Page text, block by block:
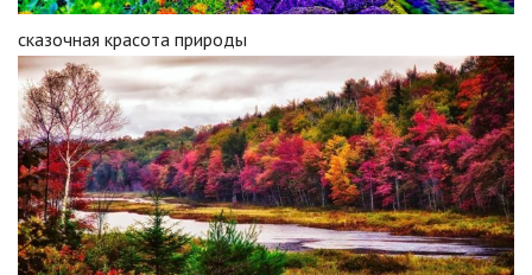
сказочная красота природы